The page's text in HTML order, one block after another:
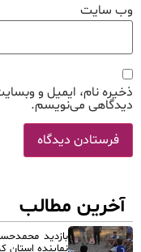
وب‌ سایت
ذخیره نام، ایمیل و
دیدگاهی می‌نویسم.
آخرین مطالب
بازدید
نماینده استان